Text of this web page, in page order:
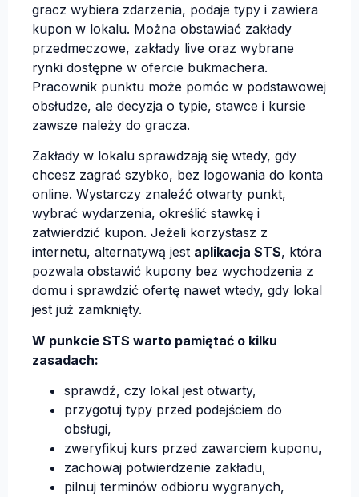
gracz wybiera zdarzenia, podaje typy i zawiera
kupon w lokalu. Można obstawiać zakłady
przedmeczowe, zakłady live oraz wybrane
rynki dostępne w ofercie bukmachera.
Pracownik punktu może pomóc w podstawowej
obsłudze, ale decyzja o typie, stawce i kursie
zawsze należy do gracza.
Zakłady w lokalu sprawdzają się wtedy, gdy
chcesz zagrać szybko, bez logowania do konta
online. Wystarczy znaleźć otwarty punkt,
wybrać wydarzenia, określić stawkę i
zatwierdzić kupon. Jeżeli korzystasz z
internetu, alternatywą jest aplikacja STS, która
pozwala obstawić kupony bez wychodzenia z
domu i sprawdzić ofertę nawet wtedy, gdy lokal
jest już zamknięty.
W punkcie STS warto pamiętać o kilku
zasadach:
sprawdź, czy lokal jest otwarty,
przygotuj typy przed podejściem do
obsługi,
zweryfikuj kurs przed zawarciem kuponu,
zachowaj potwierdzenie zakładu,
pilnuj terminów odbioru wygranych,